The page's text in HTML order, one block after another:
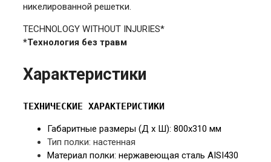
никелированной решетки.
TECHNOLOGY WITHOUT INJURIES*
*Технология без травм
Характеристики
ТЕХНИЧЕСКИЕ ХАРАКТЕРИСТИКИ
Габаритные размеры (Д х Ш): 800х310 мм
Тип полки: настенная
Материал полки: нержавеющая сталь AISI430